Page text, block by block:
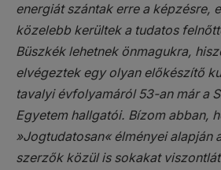
energiát szántak erre a képzésre,
közelebb kerültek a tudatos
Büszkék lehetnek önmagukra,
elvégeztek egy olyan előkészítő
tavalyi évfolyamáról 53-an már a
Egyetem hallgatói. Bízom abban,
»Jogtudatosan« élményei alapján
szerzők közül is sokakat